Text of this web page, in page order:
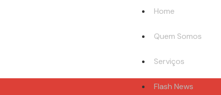
Home
Quem Somos
Serviços
Flash News